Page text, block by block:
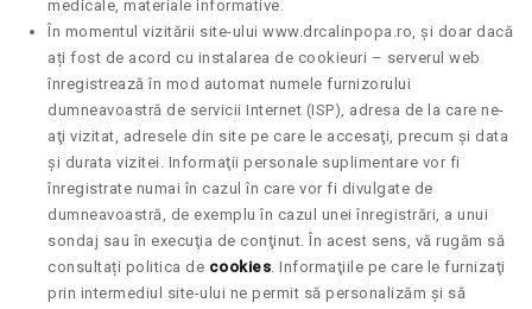
medicale, materiale informative.
În momentul vizitării site-ului www.drcalinpopa.ro, și doar dacă
ați fost de acord cu instalarea de cookieuri – serverul web
înregistrează în mod automat numele furnizorului
dumneavoastră de servicii Internet (ISP), adresa de la care ne-
aţi vizitat, adresele din site pe care le accesaţi, precum şi data
şi durata vizitei. Informaţii personale suplimentare vor fi
înregistrate numai în cazul în care vor fi divulgate de
dumneavoastră, de exemplu în cazul unei înregistrări, a unui
sondaj sau în execuţia de conţinut. În acest sens, vă rugăm să
consultați politica de cookies. Informaţiile pe care le furnizaţi
prin intermediul site-ului ne permit să personalizăm şi să